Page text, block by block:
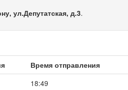
ул.Депутатская, д.3.
Время отправления
18:49